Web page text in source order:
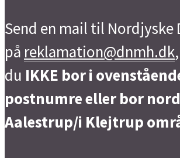
Send en mail til
på reklamation@dnmh.dk
du IKKE bor i
postnumre eller bor
Aalestrup/i Klejtrup